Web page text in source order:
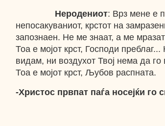
Неродениот: Врз мене е
непосакуваниот, крстот на
запознаен. Не ме знаат, а ме
Тоа е мојот крст, Господи
видам, ни воздухот Твој нема да
Тоа е мојот крст, Љубов распната.
-Христос првпат паѓа носејќи го